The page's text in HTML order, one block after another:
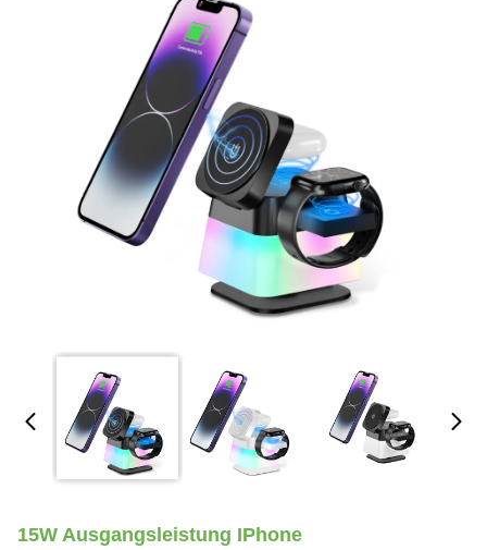
15W Ausgangsleistung IPhone